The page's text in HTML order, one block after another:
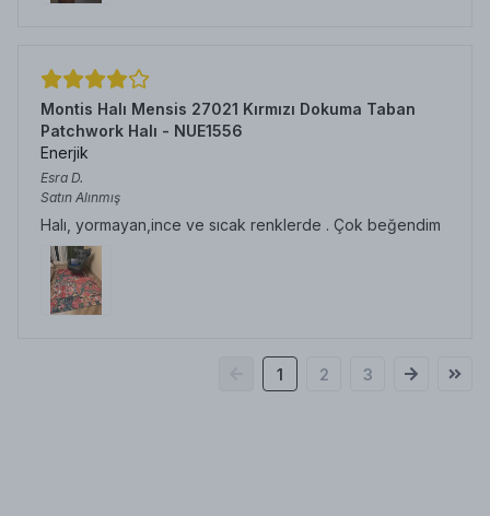
Montis Halı Mensis 27021 Kırmızı Dokuma Taban
Patchwork Halı - NUE1556
Enerjik
Esra D.
Satın Alınmış
Halı, yormayan,ince ve sıcak renklerde . Çok beğendim
1 2 3